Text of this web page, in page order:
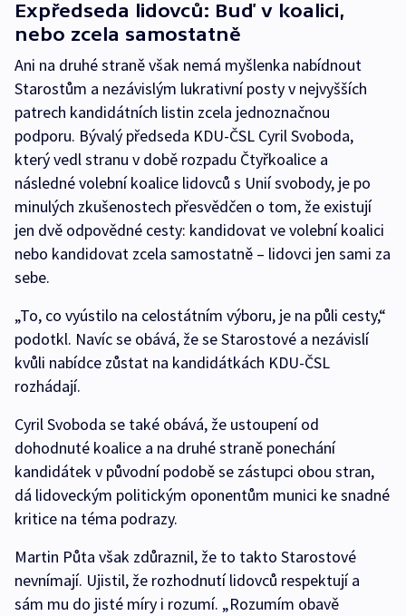
Expředseda lidovců: Buď v koalici,
nebo zcela samostatně
Ani na druhé straně však nemá myšlenka nabídnout
Starostům a nezávislým lukrativní posty v nejvyšších
patrech kandidátních listin zcela jednoznačnou
podporu. Bývalý předseda KDU-ČSL Cyril Svoboda,
který vedl stranu v době rozpadu Čtyřkoalice a
následné volební koalice lidovců s Unií svobody, je po
minulých zkušenostech přesvědčen o tom, že existují
jen dvě odpovědné cesty: kandidovat ve volební koalici
nebo kandidovat zcela samostatně – lidovci jen sami za
sebe.
„To, co vyústilo na celostátním výboru, je na půli cesty,“
podotkl. Navíc se obává, že se Starostové a nezávislí
kvůli nabídce zůstat na kandidátkách KDU-ČSL
rozhádají.
Cyril Svoboda se také obává, že ustoupení od
dohodnuté koalice a na druhé straně ponechání
kandidátek v původní podobě se zástupci obou stran,
dá lidoveckým politickým oponentům munici ke snadné
kritice na téma podrazy.
Martin Půta však zdůraznil, že to takto Starostové
nevnímají. Ujistil, že rozhodnutí lidovců respektují a
sám mu do jisté míry i rozumí. „Rozumím obavě